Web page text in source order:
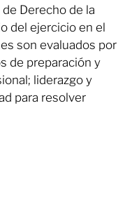
Derecho de la
del ejercicio en el
son evaluados por
de preparación y
liderazgo y
para resolver